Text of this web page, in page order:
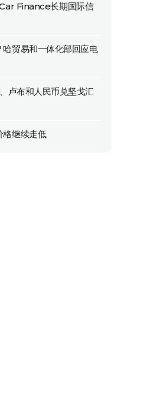
Finance长期国际信
哈贸易和一体化部回应电
卢布和人民币兑坚戈汇
格继续走低